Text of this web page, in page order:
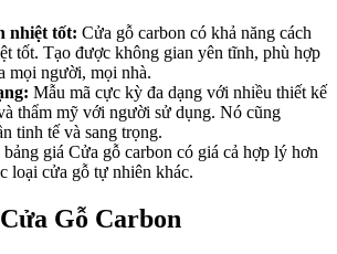
nhiệt tốt: Cửa gỗ carbon có khả năng cách
tốt. Tạo được không gian yên tĩnh, phù hợp
mọi người, mọi nhà.
Mẫu mã cực kỳ đa dạng với nhiều thiết kế
thẩm mỹ với người sử dụng. Nó cũng
tinh tế và sang trọng.
bảng giá Cửa gỗ carbon có giá cả hợp lý hơn
loại cửa gỗ tự nhiên khác.
Gỗ Carbon​